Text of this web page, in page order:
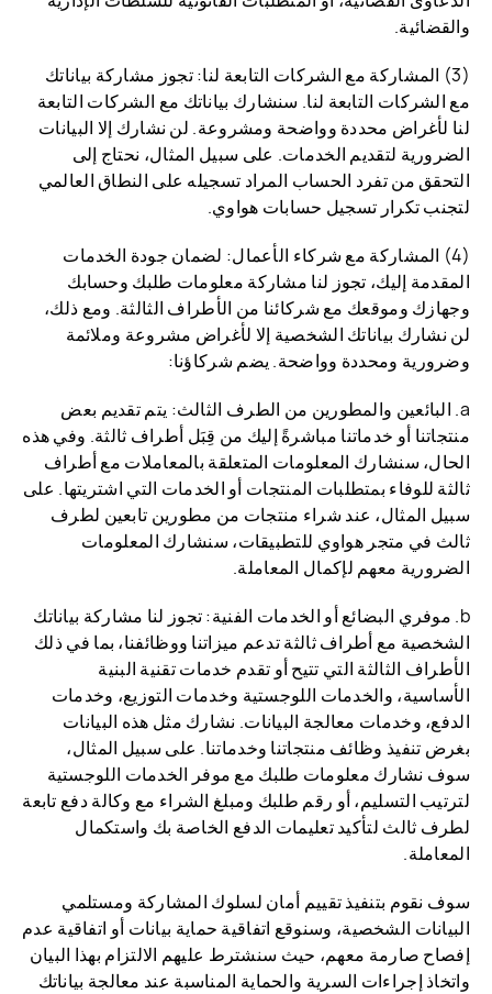
والقضائية.
(3) المشاركة مع الشركات التابعة لنا: تجوز مشاركة بياناتك
مع الشركات التابعة لنا. سنشارك بياناتك مع الشركات التابعة
لنا لأغراض محددة وواضحة ومشروعة. لن نشارك إلا البيانات
الضرورية لتقديم الخدمات. على سبيل المثال، نحتاج إلى
التحقق من تفرد الحساب المراد تسجيله على النطاق العالمي
لتجنب تكرار تسجيل حسابات هواوي.
(4) المشاركة مع شركاء الأعمال: لضمان جودة الخدمات
المقدمة إليك، تجوز لنا مشاركة معلومات طلبك وحسابك
وجهازك وموقعك مع شركائنا من الأطراف الثالثة. ومع ذلك،
لن نشارك بياناتك الشخصية إلا لأغراض مشروعة وملائمة
وضرورية ومحددة وواضحة. يضم شركاؤنا:
a. البائعين والمطورين من الطرف الثالث: يتم تقديم بعض
منتجاتنا أو خدماتنا مباشرةً إليك من قِبَل أطراف ثالثة. وفي هذه
الحال، سنشارك المعلومات المتعلقة بالمعاملات مع أطراف
ثالثة للوفاء بمتطلبات المنتجات أو الخدمات التي اشتريتها. على
سبيل المثال، عند شراء منتجات من مطورين تابعين لطرف
ثالث في متجر هواوي للتطبيقات، سنشارك المعلومات
الضرورية معهم لإكمال المعاملة.
b. موفري البضائع أو الخدمات الفنية: تجوز لنا مشاركة بياناتك
الشخصية مع أطراف ثالثة تدعم ميزاتنا ووظائفنا، بما في ذلك
الأطراف الثالثة التي تتيح أو تقدم خدمات تقنية البنية
الأساسية، والخدمات اللوجستية وخدمات التوزيع، وخدمات
الدفع، وخدمات معالجة البيانات. نشارك مثل هذه البيانات
بغرض تنفيذ وظائف منتجاتنا وخدماتنا. على سبيل المثال،
سوف نشارك معلومات طلبك مع موفر الخدمات اللوجستية
لترتيب التسليم، أو رقم طلبك ومبلغ الشراء مع وكالة دفع تابعة
لطرف ثالث لتأكيد تعليمات الدفع الخاصة بك واستكمال
المعاملة.
سوف نقوم بتنفيذ تقييم أمان لسلوك المشاركة ومستلمي
البيانات الشخصية، وسنوقع اتفاقية حماية بيانات أو اتفاقية عدم
إفصاح صارمة معهم، حيث سنشترط عليهم الالتزام بهذا البيان
واتخاذ إجراءات السرية والحماية المناسبة عند معالجة بياناتك